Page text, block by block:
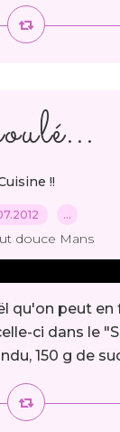
!!
…
douce Mans
qu'on peut en
ci dans le
150 g de